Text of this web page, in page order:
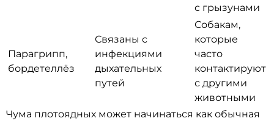
с грызунами
Парагрипп,
бордетеллёз
Связаны с
инфекциями
дыхательных
путей
Собакам,
которые
часто
контактируют
с другими
животными
Чума плотоядных может начинаться как обычная